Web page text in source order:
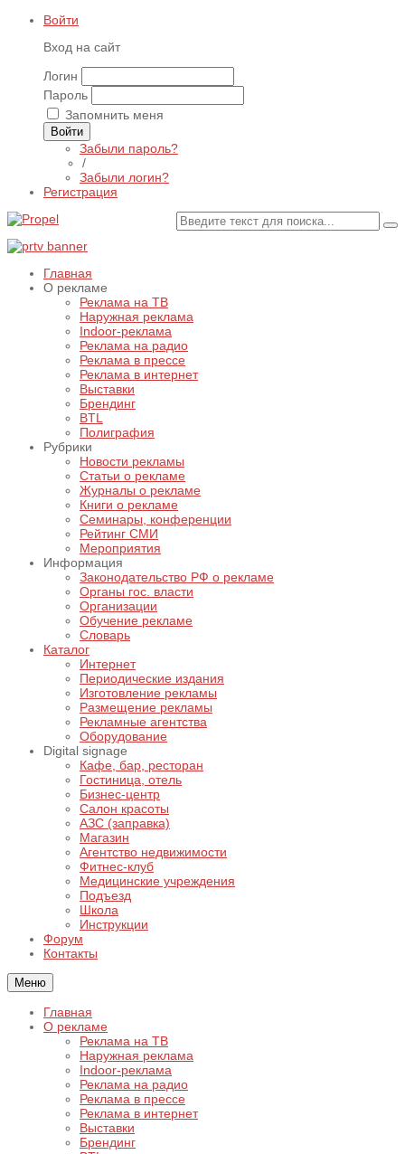
Войти
Вход на сайт
Логин
Пароль
Запомнить меня
Войти
Забыли пароль?
/
Забыли логин?
Регистрация
Главная
О рекламе
Реклама на ТВ
Наружная реклама
Indoor-реклама
Реклама на радио
Реклама в прессе
Реклама в интернет
Выставки
Брендинг
BTL
Полиграфия
Рубрики
Новости рекламы
Статьи о рекламе
Журналы о рекламе
Книги о рекламе
Семинары, конференции
Рейтинг СМИ
Мероприятия
Информация
Законодательство РФ о рекламе
Органы гос. власти
Организации
Обучение рекламе
Словарь
Каталог
Интернет
Периодические издания
Изготовление рекламы
Размещение рекламы
Рекламные агентства
Оборудование
Digital signage
Кафе, бар, ресторан
Гостиница, отель
Бизнес-центр
Салон красоты
АЗС (заправка)
Магазин
Агентство недвижимости
Фитнес-клуб
Медицинские учреждения
Подъезд
Школа
Инструкции
Форум
Контакты
Меню
Главная
О рекламе
Реклама на ТВ
Наружная реклама
Indoor-реклама
Реклама на радио
Реклама в прессе
Реклама в интернет
Выставки
Брендинг